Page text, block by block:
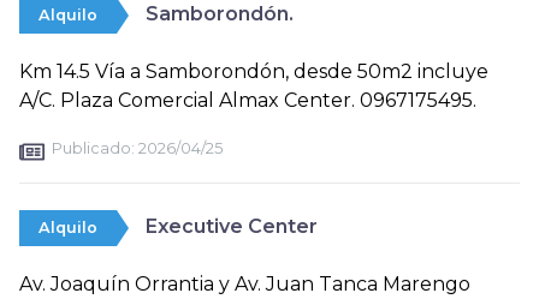
Alquilo Samborondón.
Km 14.5 Vía a Samborondón, desde 50m2 incluye
A/C. Plaza Comercial Almax Center. 0967175495.
Publicado: 2026/04/25
Alquilo Executive Center
Av. Joaquín Orrantia y Av. Juan Tanca Marengo